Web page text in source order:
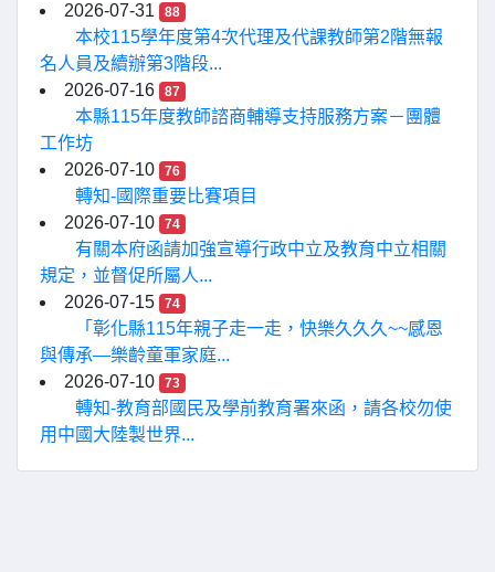
2026-07-31
88
本校115學年度第4次代理及代課教師第2階無報
名人員及續辦第3階段...
2026-07-16
87
本縣115年度教師諮商輔導支持服務方案－團體
工作坊
2026-07-10
76
轉知-國際重要比賽項目
2026-07-10
74
有關本府函請加強宣導行政中立及教育中立相關
規定，並督促所屬人...
2026-07-15
74
「彰化縣115年親子走一走，快樂久久久~~感恩
與傳承—樂齡童軍家庭...
2026-07-10
73
轉知-教育部國民及學前教育署來函，請各校勿使
用中國大陸製世界...